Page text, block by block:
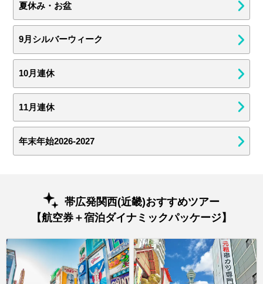
夏休み・お盆
9月シルバーウィーク
10月連休
11月連休
年末年始2026-2027
帯広発関西(近畿)おすすめツアー
【航空券＋宿泊ダイナミックパッケージ】